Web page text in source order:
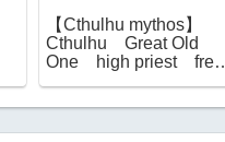
【Cthulhu mythos】
Cthulhu Great Old
One high priest free